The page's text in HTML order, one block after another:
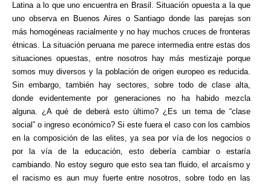
Latina a lo que uno encuentra en Brasil. Situación opuesta a la que
uno observa en Buenos Aires o Santiago donde las parejas son
más homogéneas racialmente y no hay muchos cruces de fronteras
étnicas. La situación peruana me parece intermedia entre estas dos
situaciones opuestas, entre nosotros hay más mestizaje porque
somos muy diversos y la población de origen europeo es reducida.
Sin embargo, también hay sectores, sobre todo de clase alta,
donde evidentemente por generaciones no ha habido mezcla
alguna. ¿A qué de deberá esto último? ¿Es un tema de “clase
social” o ingreso económico? Si este fuera el caso con los cambios
en la composición de las elites, ya sea por vía de los negocios o
por la vía de la educación, esto debería cambiar o estaría
cambiando. No estoy seguro que esto sea tan fluido, el arcaísmo y
el racismo es aun muy fuerte entre nosotros, sobre todo en las